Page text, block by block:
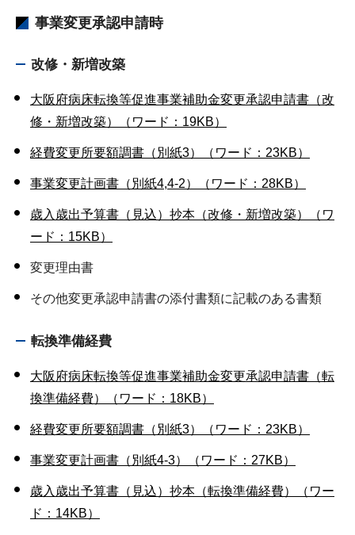
事業変更承認申請時
改修・新増改築
大阪府病床転換等促進事業補助金変更承認申請書（改
修・新増改築）（ワード：19KB）
経費変更所要額調書（別紙3）（ワード：23KB）
事業変更計画書（別紙4,4-2）（ワード：28KB）
歳入歳出予算書（見込）抄本（改修・新増改築）（ワ
ード：15KB）
変更理由書
その他変更承認申請書の添付書類に記載のある書類
転換準備経費
大阪府病床転換等促進事業補助金変更承認申請書（転
換準備経費）（ワード：18KB）
経費変更所要額調書（別紙3）（ワード：23KB）
事業変更計画書（別紙4-3）（ワード：27KB）
歳入歳出予算書（見込）抄本（転換準備経費）（ワー
ド：14KB）